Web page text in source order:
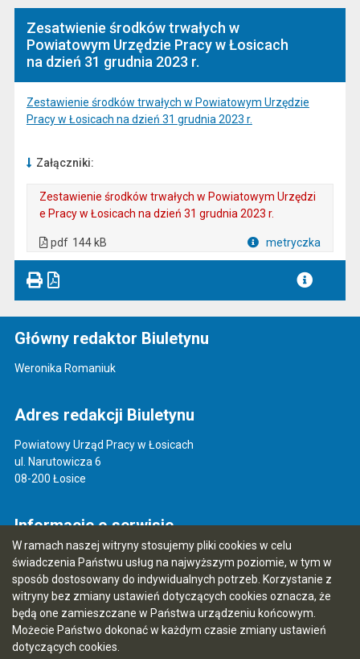
W ramach naszej witryny stosujemy pliki cookies w celu
świadczenia Państwu usług na najwyższym poziomie, w tym w
sposób dostosowany do indywidualnych potrzeb. Korzystanie z
witryny bez zmiany ustawień dotyczących cookies oznacza, że
będą one zamieszczane w Państwa urządzeniu końcowym.
Możecie Państwo dokonać w każdym czasie zmiany ustawień
dotyczących cookies.
Zesatwienie środków trwałych w
Powiatowym Urzędzie Pracy w Łosicach
na dzień 31 grudnia 2023 r.
Zestawienie środków trwałych w Powiatowym Urzędzie
Pracy w Łosicach na dzień 31 grudnia 2023 r.
Załączniki:
Zestawienie środków trwałych w Powiatowym Urzędzi
e Pracy w Łosicach na dzień 31 grudnia 2023 r.
pdf 144 kB metryczka
Główny redaktor Biuletynu
Weronika Romaniuk
Adres redakcji Biuletynu
Powiatowy Urząd Pracy w Łosicach
ul. Narutowicza 6
08-200 Łosice
Informacje o serwisie
Mapa serwisu
Instrukcja obsługi
Statystyki oglądalności
Ostatnia aktualizacja BIP: 29.06.2026 14:24